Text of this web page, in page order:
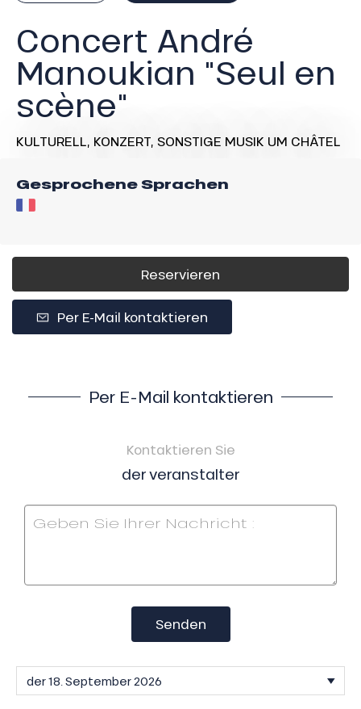
Concert André
Manoukian "Seul en
scène"
KULTURELL, KONZERT, SONSTIGE MUSIK UM CHÂTEL
Gesprochene Sprachen
Reservieren
Per E-Mail kontaktieren
Per E-Mail kontaktieren
Kontaktieren Sie
der veranstalter
Senden